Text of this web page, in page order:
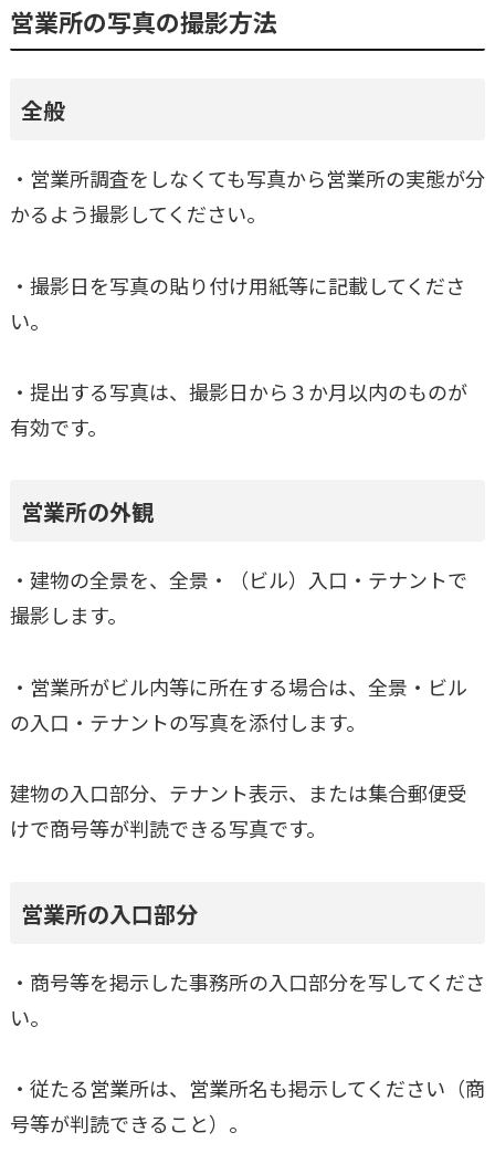
営業所の写真の撮影方法
全般
・営業所調査をしなくても写真から営業所の実態が分
かるよう撮影してください。
・撮影日を写真の貼り付け用紙等に記載してくださ
い。
・提出する写真は、撮影日から３か月以内のものが
有効です。
営業所の外観
・建物の全景を、全景・（ビル）入口・テナントで
撮影します。
・営業所がビル内等に所在する場合は、全景・ビル
の入口・テナントの写真を添付します。
建物の入口部分、テナント表示、または集合郵便受
けで商号等が判読できる写真です。
営業所の入口部分
・商号等を掲示した事務所の入口部分を写してくださ
い。
・従たる営業所は、営業所名も掲示してください（商
号等が判読できること）。